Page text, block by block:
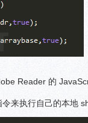
Reader 的
来执行自己的本地